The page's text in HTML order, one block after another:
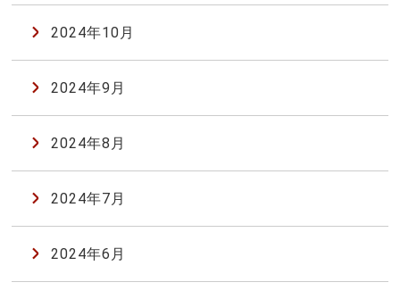
2024年10月
2024年9月
2024年8月
2024年7月
2024年6月